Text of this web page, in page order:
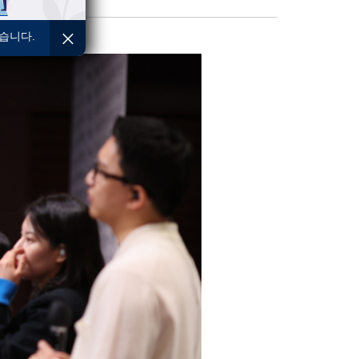
니다.